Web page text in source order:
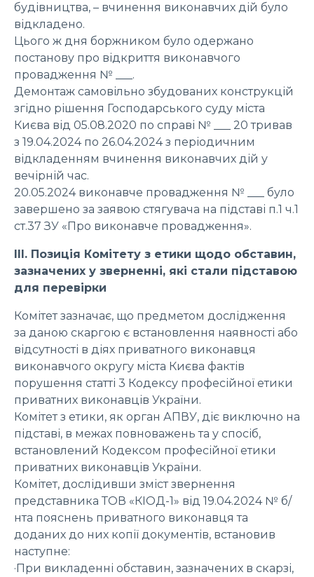
будівництва, – вчинення виконавчих дій було
відкладено.
Цього ж дня боржником було одержано
постанову про відкриття виконавчого
провадження № ___.
Демонтаж самовільно збудованих конструкцій
згідно рішення Господарського суду міста
Києва від 05.08.2020 по справі № ___ 20 тривав
з 19.04.2024 по 26.04.2024 з періодичним
відкладенням вчинення виконавчих дій у
вечірній час.
20.05.2024 виконавче провадження № ___ було
завершено за заявою стягувача на підставі п.1 ч.1
ст.37 ЗУ «Про виконавче провадження».
ІІІ. Позиція Комітету з етики щодо обставин,
зазначених у зверненні, які стали підставою
для перевірки
Комітет зазначає, що предметом дослідження
за даною скаргою є встановлення наявності або
відсутності в діях приватного виконавця
виконавчого округу міста Києва фактів
порушення статті 3 Кодексу професійної етики
приватних виконавців України.
Комітет з етики, як орган АПВУ, діє виключно на
підставі, в межах повноважень та у спосіб,
встановлений Кодексом професійної етики
приватних виконавців України.
Комітет, дослідивши зміст звернення
представника ТОВ «КІОД-1» від 19.04.2024 № б/
нта пояснень приватного виконавця та
доданих до них копії документів, встановив
наступне:
·При викладенні обставин, зазначених в скарзі,